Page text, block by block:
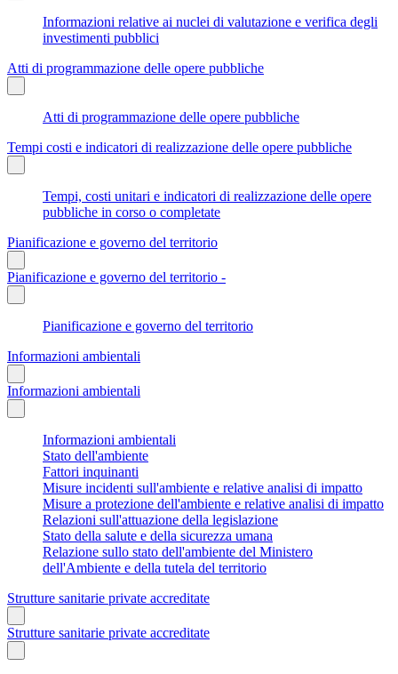
Informazioni relative ai nuclei di valutazione e verifica degli
investimenti pubblici
Atti di programmazione delle opere pubbliche
Atti di programmazione delle opere pubbliche
Tempi costi e indicatori di realizzazione delle opere pubbliche
Tempi, costi unitari e indicatori di realizzazione delle opere
pubbliche in corso o completate
Pianificazione e governo del territorio
Pianificazione e governo del territorio -
Pianificazione e governo del territorio
Informazioni ambientali
Informazioni ambientali
Informazioni ambientali
Stato dell'ambiente
Fattori inquinanti
Misure incidenti sull'ambiente e relative analisi di impatto
Misure a protezione dell'ambiente e relative analisi di impatto
Relazioni sull'attuazione della legislazione
Stato della salute e della sicurezza umana
Relazione sullo stato dell'ambiente del Ministero
dell'Ambiente e della tutela del territorio
Strutture sanitarie private accreditate
Strutture sanitarie private accreditate